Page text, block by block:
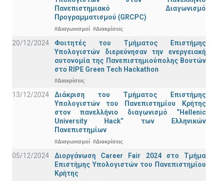
Πανεπιστημιακό Διαγωνισμό
Προγραμματισμού (GRCPC)
#Διαγωνισμοί #Διακρίσεις
20/12/2024
Φοιτητές του Τμήματος Επιστήμης
Υπολογιστών διερεύνησαν την ενεργειακή
αυτονομία της Πανεπιστημιούπολης Βουτών
στο RIPE Green Tech Hackathon
#Διακρίσεις
13/12/2024
Διάκριση του Τμήματος Επιστήμης
Υπολογιστών του Πανεπιστημίου Κρήτης
στον πανελλήνιο διαγωνισμό “Hellenic
University Hack” των Ελληνικών
Πανεπιστημίων
#Διαγωνισμοί #Διακρίσεις
05/12/2024
Διοργάνωση Career Fair 2024 στο Τμήμα
Επιστήμης Υπολογιστών του Πανεπιστημίου
Κρήτης